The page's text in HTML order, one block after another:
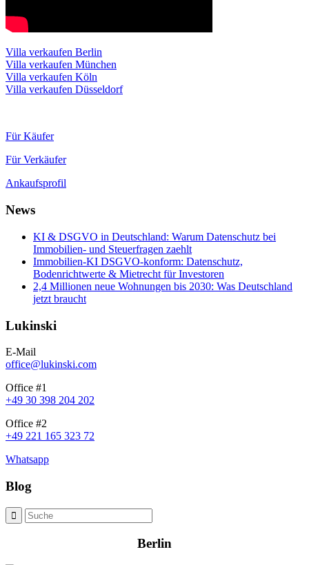
Villa verkaufen Berlin
Villa verkaufen München
Villa verkaufen Köln
Villa verkaufen Düsseldorf
Für Käufer
Für Verkäufer
Ankaufsprofil
News
KI & DSGVO in Deutschland: Warum Datenschutz bei
Immobilien- und Steuerfragen zaehlt
Immobilien-KI DSGVO-konform: Datenschutz,
Bodenrichtwerte & Mietrecht für Investoren
2,4 Millionen neue Wohnungen bis 2030: Was Deutschland
jetzt braucht
Lukinski
E-Mail
office@lukinski.com
Office #1
+49 30 398 204 202
Office #2
+49 221 165 323 72
Whatsapp
Blog
Berlin